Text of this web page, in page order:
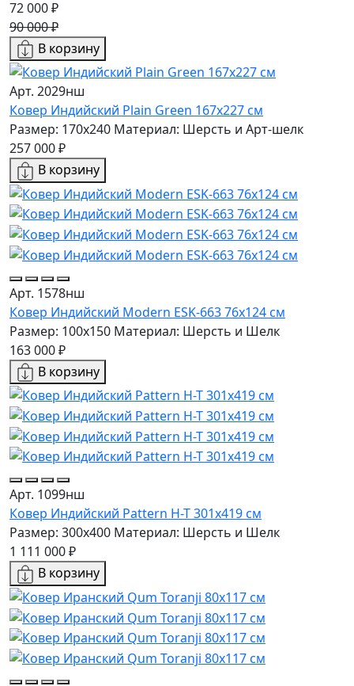
72 000 ₽
90 000 ₽
В корзину
Арт. 2029нш
Ковер Индийский Plain Green 167x227 см
Размер: 170x240 Материал: Шерсть и Арт-шелк
257 000 ₽
В корзину
Арт. 1578нш
Ковер Индийский Modern ESK-663 76x124 см
Размер: 100x150 Материал: Шерсть и Шелк
163 000 ₽
В корзину
Арт. 1099нш
Ковер Индийский Pattern H-T 301x419 см
Размер: 300x400 Материал: Шерсть и Шелк
1 111 000 ₽
В корзину